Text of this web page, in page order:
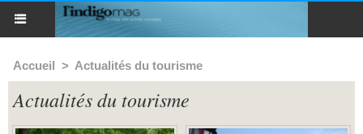
Accueil > Actualités du tourisme
Actualités du tourisme